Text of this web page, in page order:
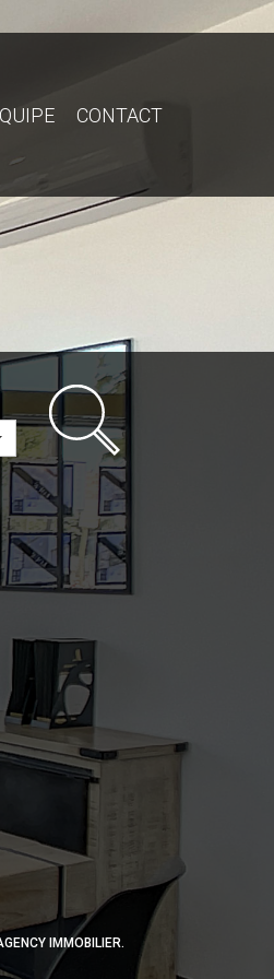
CONTACT
IMMOBILIER.